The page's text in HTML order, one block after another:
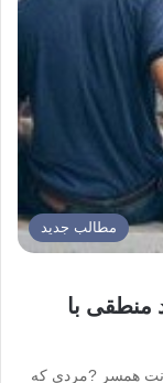
مطالب جدید
منطقی با
همسر ?مردی که